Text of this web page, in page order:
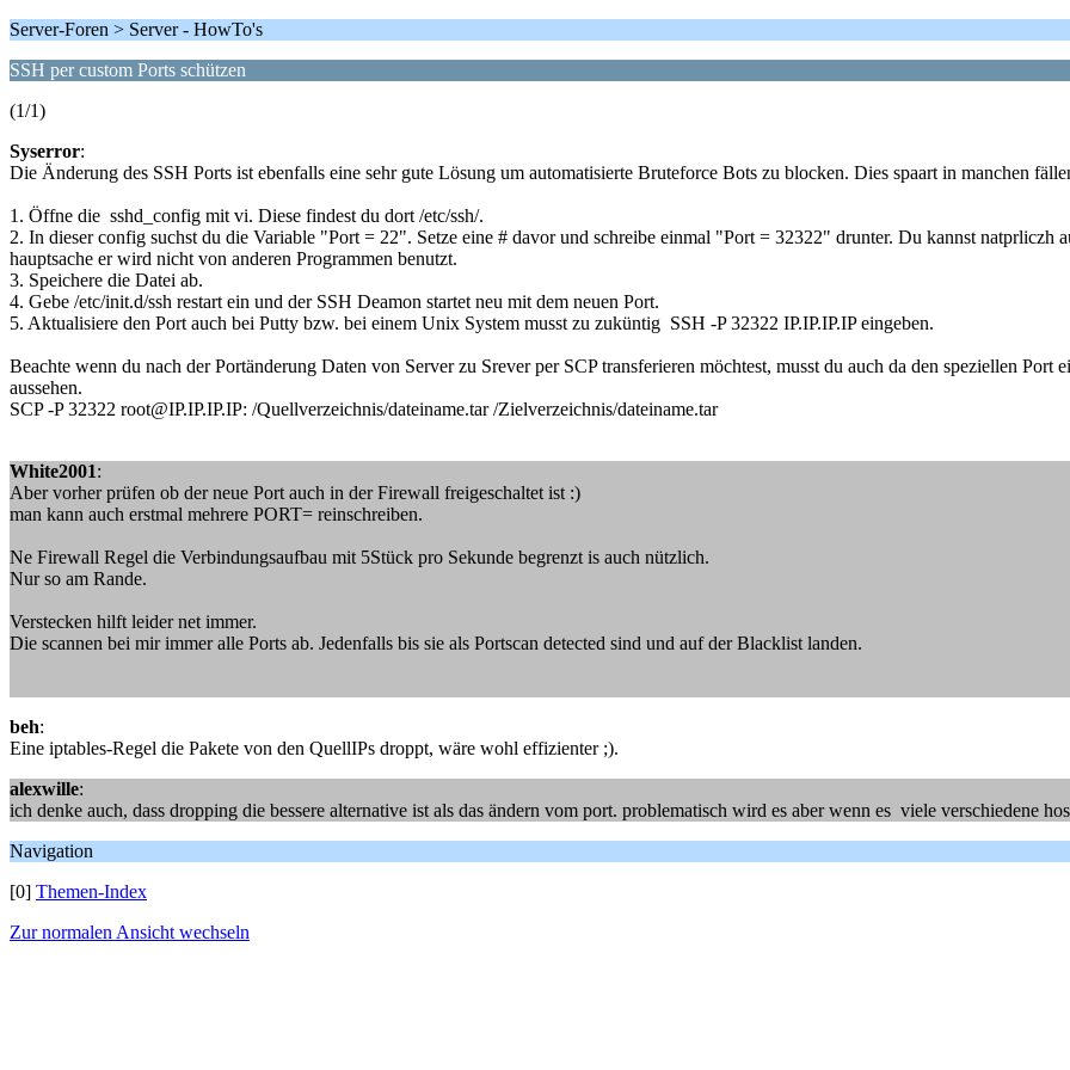
Server-Foren > Server - HowTo's
SSH per custom Ports schützen
(1/1)
Syserror:
Die Änderung des SSH Ports ist ebenfalls eine sehr gute Lösung um automatisierte Bruteforce Bots zu blocken. Dies spaart in manchen
1. Öffne die sshd_config mit vi. Diese findest du dort /etc/ssh/.
2. In dieser config suchst du die Variable "Port = 22". Setze eine # davor und schreibe einmal "Port = 32322" drunter. Du kannst natprliczh
hauptsache er wird nicht von anderen Programmen benutzt.
3. Speichere die Datei ab.
4. Gebe /etc/init.d/ssh restart ein und der SSH Deamon startet neu mit dem neuen Port.
5. Aktualisiere den Port auch bei Putty bzw. bei einem Unix System musst zu zuküntig SSH -P 32322 IP.IP.IP.IP eingeben.
Beachte wenn du nach der Portänderung Daten von Server zu Srever per SCP transferieren möchtest, musst du auch da den speziellen
aussehen.
SCP -P 32322 root@IP.IP.IP.IP: /Quellverzeichnis/dateiname.tar /Zielverzeichnis/dateiname.tar
White2001:
Aber vorher prüfen ob der neue Port auch in der Firewall freigeschaltet ist :)
man kann auch erstmal mehrere PORT= reinschreiben.
Ne Firewall Regel die Verbindungsaufbau mit 5Stück pro Sekunde begrenzt is auch nützlich.
Nur so am Rande.
Verstecken hilft leider net immer.
Die scannen bei mir immer alle Ports ab. Jedenfalls bis sie als Portscan detected sind und auf der Blacklist landen.
beh:
Eine iptables-Regel die Pakete von den QuellIPs droppt, wäre wohl effizienter ;).
alexwille:
ich denke auch, dass dropping die bessere alternative ist als das ändern vom port. problematisch wird es aber wenn es viele verschiedene
Navigation
[0] Themen-Index
Zur normalen Ansicht wechseln